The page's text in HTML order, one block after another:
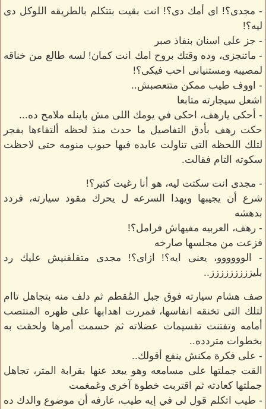
- مجدى؟! اى أمك دى؟! انت بقيت بتتكلم بالطريقه اللوكل دى
ليه؟!
- جز على اسنان بنفاذ صبر
- ماتنجزى، وده وقتك بروح امك انت كمان! لسه طالع من خناقه
لمصيبه ومستنيانى احب فيكى؟!
- اووف طيب ممكن متتعصبش..
اشعل سيجارته متابعا
- أحكى يارهف، احكى في يومك اللى مش باينله ملامح ده...
حكت رهف بأدق التفاصيل ما حدث منذ لحظه ألتقاءها بفجر
لتلك اللحظه التى تناولت عايده فيها حبوب منومه حتى لاحظت
سكوته التام فقالت.
- مجدى انت سكتت ليه، هو أنا رغيت كتير؟!
شرع أن يجيبها ويهدا السرعه ل يحرك مقود سيارته، فردد
بدهشه
- رهف، العربيه مفيهاش فرامل؟!
فزعت من مجلسها صارخه
- الوووووو، يعنى ايه؟! ازاى؟! مجدى متقلقنيش عليك رد
بليززززززززز..
صف هشام سيارته فوق جبل المُقطم ثم دلف منه بتجاهل تاام
لتلك التى تخنقه انفاسها، فمررت اهدابها على ظهره المنتصب
أمامه وتفتنت تقسيمات عضلاته ثم حسمت أمرها ولحقت به
بخطوات متردده..
- على فكرة مكنش ينفع أقولك..
القت جملتها على مسامعه وهو يبعد عنها بقرابة المتر، تجاهل
جملتها كعادته ثم اقتربت خطوة آخرى وغمغمت
- طيب اتكلم قول لى في إيه طيب، عارفه أن موضوع والدك ده